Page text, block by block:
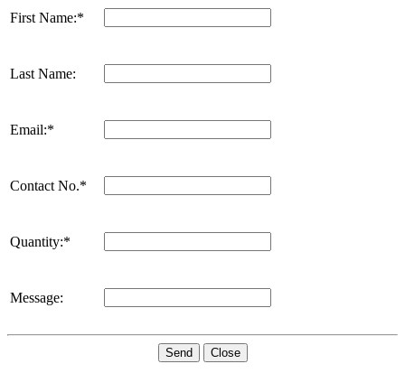
First Name:*
Last Name:
Email:*
Contact No.*
Quantity:*
Message:
Send Close